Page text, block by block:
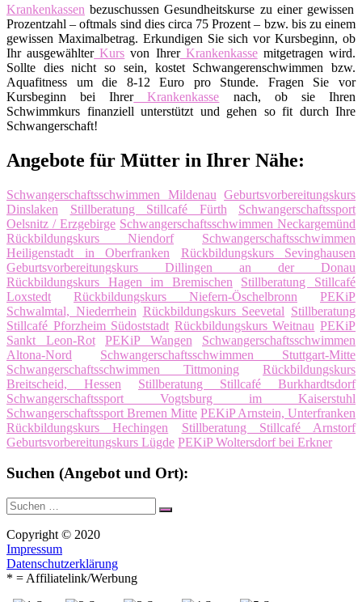
Krankenkassen bezuschussen Gesundheitskurse zu einer gewissen
Prozentzahl – oftmals sind dies circa 75 Prozent – bzw. bis zu einem
gewissen Maximalbetrag. Erkundigen Sie sich vor Kursbeginn, ob
Ihr ausgewählterKurs von IhrerKrankenkassemitgetragen wird.
Sollte dies nicht so sein, kostet Schwangerenschwimmen bzw.
Aquafitness um die 8-12 Euro pro Stunde. Fragen Sie vor
Kursbeginn bei IhrerKrankenkasse nach, ob sie Ihren
Schwimmkurs finanziell unterstützt und gehen so fit durch Ihre
Schwangerschaft!
Angebote für Mütter in Ihrer Nähe:
Schwangerschaftsschwimmen Mildenau Geburtsvorbereitungskurs
Dinslaken
Stillberatung Stillcafé Fürth
Schwangerschaftssport
Oelsnitz / Erzgebirge Schwangerschaftsschwimmen Neckargemünd
Rückbildungskurs Niendorf
Schwangerschaftsschwimmen
Heiligenstadt in Oberfranken
Rückbildungskurs Sevinghausen
Geburtsvorbereitungskurs Dillingen an der Donau
Rückbildungskurs Hagen im Bremischen
Stillberatung Stillcafé
Loxstedt
Rückbildungskurs Niefern-Öschelbronn
PEKiP
Schwalmtal, Niederrhein Rückbildungskurs Seevetal Stillberatung
Stillcafé Pforzheim Südoststadt Rückbildungskurs Weitnau PEKiP
Sankt Leon-Rot
PEKiP Wangen
Schwangerschaftsschwimmen
Altona-Nord
Schwangerschaftsschwimmen Stuttgart-Mitte
Schwangerschaftsschwimmen Tittmoning
Rückbildungskurs
Breitscheid, Hessen
Stillberatung Stillcafé Burkhardtsdorf
Schwangerschaftssport Vogtsburg im Kaiserstuhl
Schwangerschaftssport Bremen Mitte PEKiP Arnstein, Unterfranken
Rückbildungskurs Hechingen
Stillberatung Stillcafé Arnstorf
Geburtsvorbereitungskurs Lügde PEKiP Woltersdorf bei Erkner
Suchen (Angebot und Ort):
Suche
nach:
Suchen
Copyright © 2020
Impressum
Datenschutzerklärung
* = Affiliatelink/Werbung